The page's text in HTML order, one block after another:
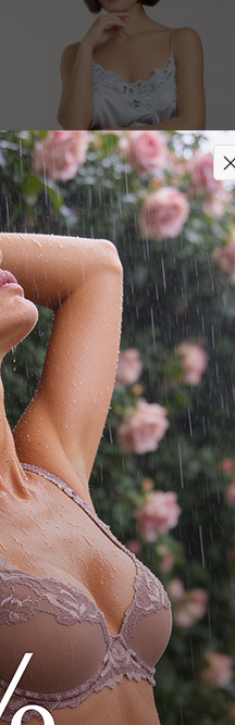
ERMANNO SCERVINO
Шорты
23 715 71 000 ₽